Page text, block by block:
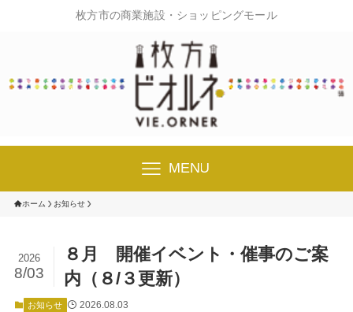
枚方市の商業施設・ショッピングモール
MENU
ホーム お知らせ
８月 開催イベント・催事のご案
内（８/３更新）
2026
8/03
お知らせ 2026.08.03